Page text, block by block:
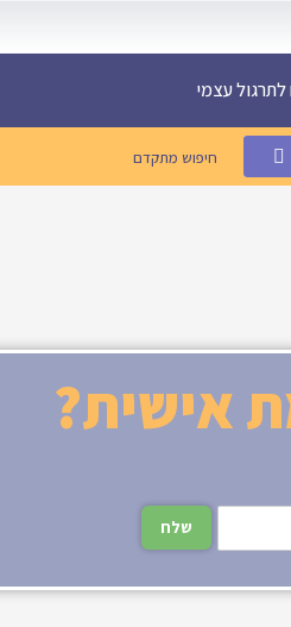
עצמי
חיפוש מתקדם
אישית?